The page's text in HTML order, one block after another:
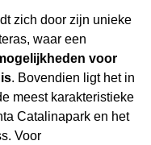
zich door zijn unieke
waar een
voor
. Bovendien ligt het in
meest karakteristieke
Catalinapark en het
Voor